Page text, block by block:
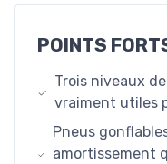
POINTS
Trois niveaux
vraiment utiles
Pneus
amortissement